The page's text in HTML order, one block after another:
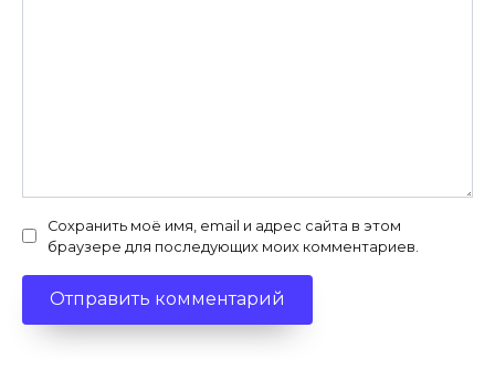
Сохранить моё имя, email и адрес сайта в этом
браузере для последующих моих комментариев.